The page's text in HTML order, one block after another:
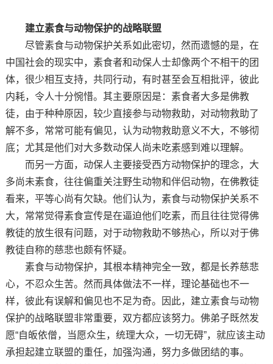
建立素食与动物保护的战略联盟
尽管素食与动物保护关系如此密切，然而遗憾的是，在
中国社会的现实中，素食者和动保人士却像两个不相干的团
体，很少相互支持，共同行动，有时甚至会互相批评，彼此
内耗，令人十分惋惜。其主要原因是：素食者大多是佛教
徒，由于种种原因，较少直接参与动物救助，对动物救助了
解不多，常常可能有偏见，认为动物救助意义不大，不够彻
底；尤其是他们对大多数动保人尚未吃素感到难以理解。
而另一方面，动保人主要接受西方动物保护的理念，大
多尚未素食，往往偏重关注野生动物和伴侣动物，在佛教徒
看来，平等心尚有欠缺。他们认为，素食与动物保护关系不
大，常常觉得素食宣传是在逼迫他们吃素，而且往往觉得佛
教徒的放生很有问题，对于动物救助不够热心，所以对于佛
教徒自称的慈悲也颇有怀疑。
素食与动物保护，其根本精神完全一致，都是长养慈悲
心，不忍众生苦。然而具体做法不一样，理论基础也不一
样，彼此有误解和偏见也不足为奇。因此，建立素食与动物
保护的战略联盟非常重要，双方都应该努力。佛弟子既然发
愿“自皈依僧，当愿众生，统理大众，一切无碍”，就应该主动
承担起建立联盟的重任，加强沟通，努力多做团结的事。